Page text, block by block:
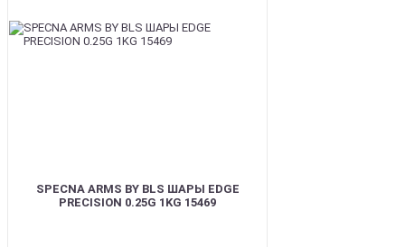
SPECNA ARMS BY BLS ШАРЫ EDGE
PRECISION 0.25G 1KG 15469